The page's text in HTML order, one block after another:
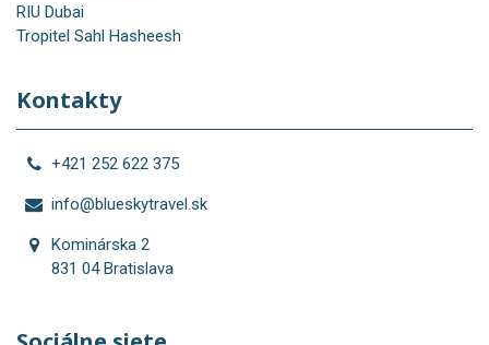
RIU Dubai
Tropitel Sahl Hasheesh
Kontakty
+421 252 622 375
info@blueskytravel.sk
Kominárska 2
831 04 Bratislava